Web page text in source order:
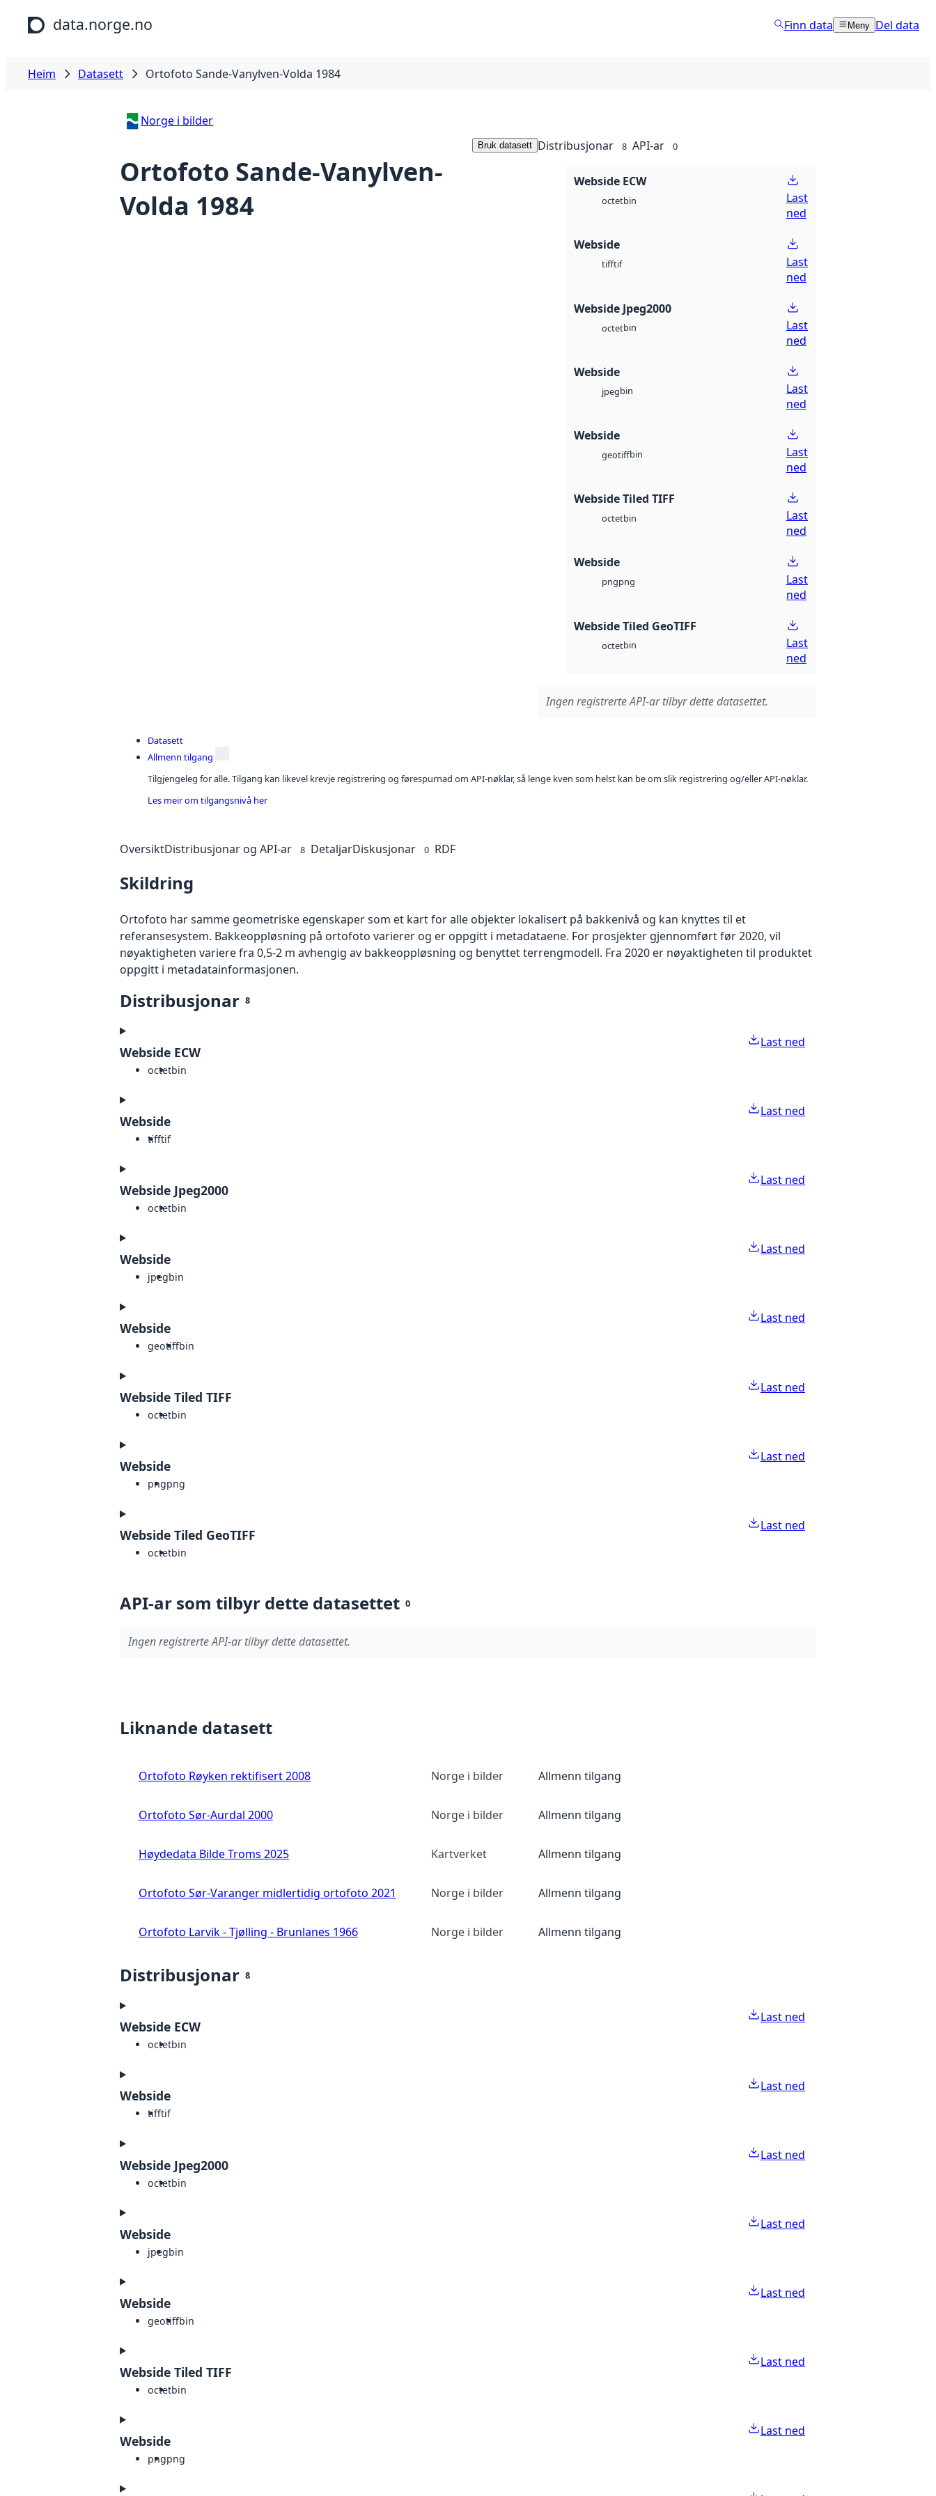
Hopp til hovudinnhald
data.norge.no Finn data Meny Del data
Heim Datasett Ortofoto Sande-Vanylven-Volda 1984
Norge i bilder
Ortofoto Sande-Vanylven-
Volda 1984
Bruk datasett Distribusjonar 8 API-ar 0
Webside ECW
octetbin
Last
ned
Webside
tifftif
Last
ned
Webside Jpeg2000
octetbin
Last
ned
Webside
jpegbin
Last
ned
Webside
geotiffbin
Last
ned
Webside Tiled TIFF
octetbin
Last
ned
Webside
pngpng
Last
ned
Webside Tiled GeoTIFF
octetbin
Last
ned
Ingen registrerte API-ar tilbyr dette datasettet.
Datasett
Allmenn tilgang
Tilgjengeleg for alle. Tilgang kan likevel krevje registrering og førespurnad om API-nøklar, så lenge kven som helst kan be om slik registrering og/eller API-nøklar.
Les meir om tilgangsnivå her
OversiktDistribusjonar og API-ar 8 DetaljarDiskusjonar 0 RDF
Skildring
Ortofoto har samme geometriske egenskaper som et kart for alle objekter lokalisert på bakkenivå og kan knyttes til et
referansesystem. Bakkeoppløsning på ortofoto varierer og er oppgitt i metadataene. For prosjekter gjennomført før 2020, vil
nøyaktigheten variere fra 0,5-2 m avhengig av bakkeoppløsning og benyttet terrengmodell. Fra 2020 er nøyaktigheten til produktet
oppgitt i metadatainformasjonen.
Distribusjonar 8
Webside ECW
octetbin
Last ned
Webside
tifftif
Last ned
Webside Jpeg2000
octetbin
Last ned
Webside
jpegbin
Last ned
Webside
geotiffbin
Last ned
Webside Tiled TIFF
octetbin
Last ned
Webside
pngpng
Last ned
Webside Tiled GeoTIFF
octetbin
Last ned
API-ar som tilbyr dette datasettet 0
Ingen registrerte API-ar tilbyr dette datasettet.
Liknande datasett
Ortofoto Røyken rektifisert 2008 Norge i bilder Allmenn tilgang
Ortofoto Sør-Aurdal 2000 Norge i bilder Allmenn tilgang
Høydedata Bilde Troms 2025 Kartverket Allmenn tilgang
Ortofoto Sør-Varanger midlertidig ortofoto 2021 Norge i bilder Allmenn tilgang
Ortofoto Larvik - Tjølling - Brunlanes 1966 Norge i bilder Allmenn tilgang
Distribusjonar 8
Webside ECW
octetbin
Last ned
Webside
tifftif
Last ned
Webside Jpeg2000
octetbin
Last ned
Webside
jpegbin
Last ned
Webside
geotiffbin
Last ned
Webside Tiled TIFF
octetbin
Last ned
Webside
pngpng
Last ned